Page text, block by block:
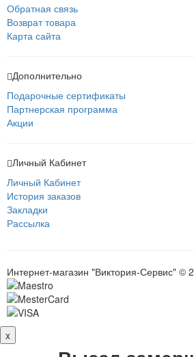
Обратная связь
Возврат товара
Карта сайта
Дополнительно
Подарочные сертификаты
Партнерская программа
Акции
Личный Кабинет
Личный Кабинет
История заказов
Закладки
Рассылка
Интернет-магазин "Виктория-Сервис" ©
x